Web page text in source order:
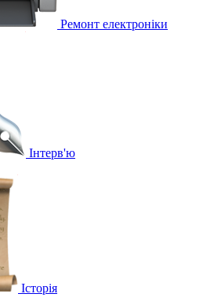
Ремонт електроніки
Інтерв'ю
Історія